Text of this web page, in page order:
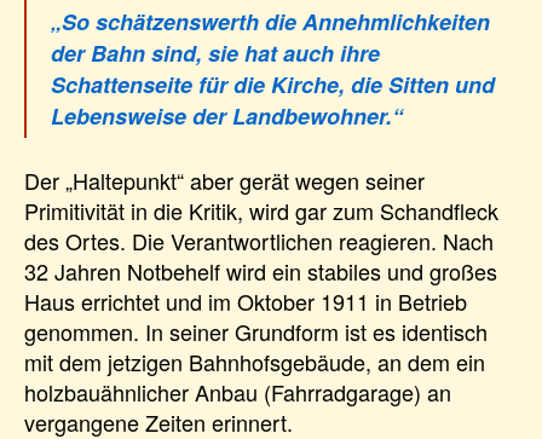
„So schätzenswerth die Annehmlichkeiten
der Bahn sind, sie hat auch ihre
Schattenseite für die Kirche, die Sitten und
Lebensweise der Landbewohner.“
Der „Haltepunkt“ aber gerät wegen seiner
Primitivität in die Kritik, wird gar zum Schandfleck
des Ortes. Die Verantwortlichen reagieren. Nach
32 Jahren Notbehelf wird ein stabiles und großes
Haus errichtet und im Oktober 1911 in Betrieb
genommen. In seiner Grundform ist es identisch
mit dem jetzigen Bahnhofsgebäude, an dem ein
holzbauähnlicher Anbau (Fahrradgarage) an
vergangene Zeiten erinnert.